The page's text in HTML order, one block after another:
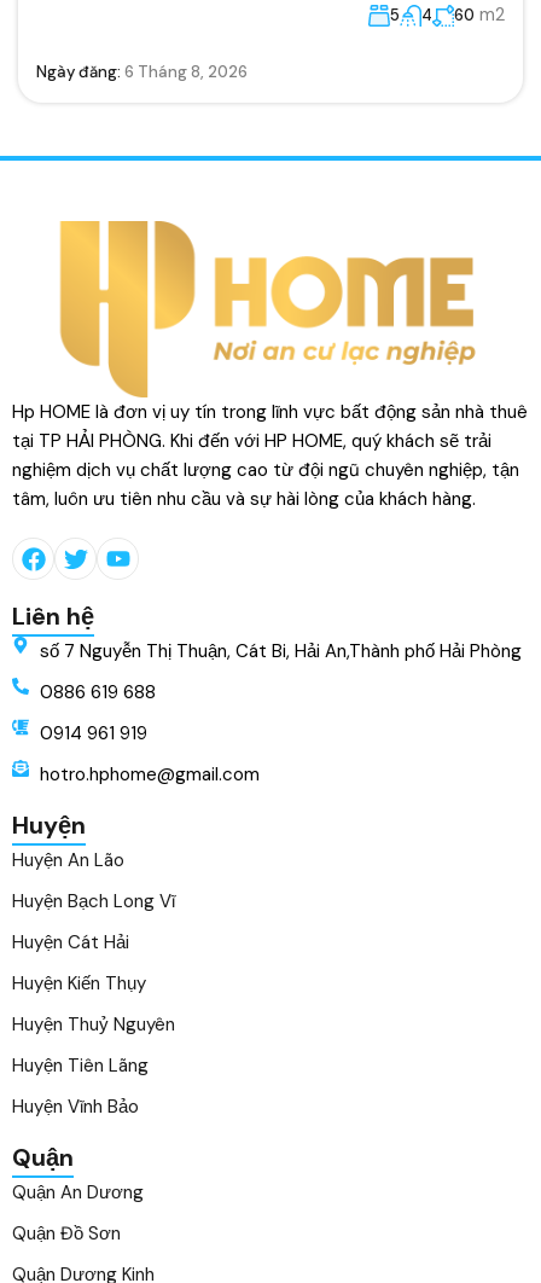
5 4 60 m2
Ngày đăng: 6 Tháng 8, 2026
Hp HOME là đơn vị uy tín trong lĩnh vực bất động sản nhà thuê
tại TP HẢI PHÒNG. Khi đến với HP HOME, quý khách sẽ trải
nghiệm dịch vụ chất lượng cao từ đội ngũ chuyên nghiệp, tận
tâm, luôn ưu tiên nhu cầu và sự hài lòng của khách hàng.
Liên hệ
số 7 Nguyễn Thị Thuận, Cát Bi, Hải An,Thành phố Hải Phòng
0886 619 688
0914 961 919
hotro.hphome@gmail.com
Huyện
Huyện An Lão
Huyện Bạch Long Vĩ
Huyện Cát Hải
Huyện Kiến Thụy
Huyện Thuỷ Nguyên
Huyện Tiên Lãng
Huyện Vĩnh Bảo
Quận
Quận An Dương
Quận Đồ Sơn
Quận Dương Kinh